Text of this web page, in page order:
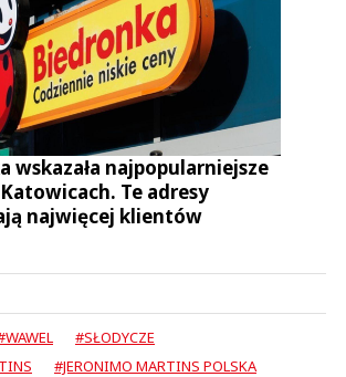
wskazała najpopularniejsze
Te adresy
najwięcej klientów
#SŁODYCZE
#JERONIMO MARTINS POLSKA